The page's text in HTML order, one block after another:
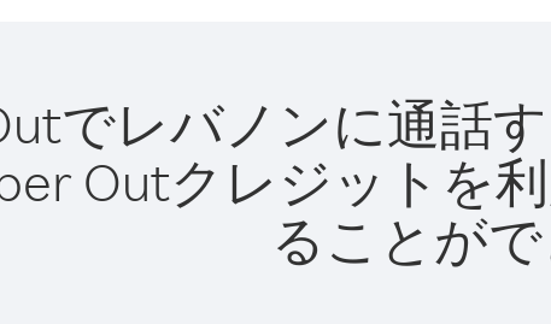
でレバノンに通話
Outクレジットを
ることがで